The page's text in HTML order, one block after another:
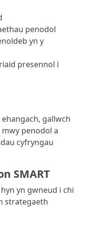
penodol
yn y
presennol i
gallwch
penodol a
cyfryngau
SMART
yn gwneud i chi
strategaeth